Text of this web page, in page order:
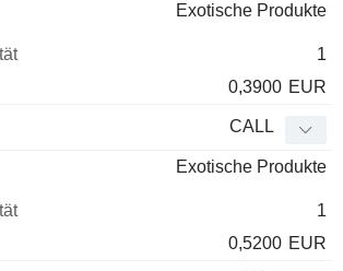
Exotische Produkte
1
0,3900 EUR
CALL
Exotische Produkte
1
0,5200 EUR